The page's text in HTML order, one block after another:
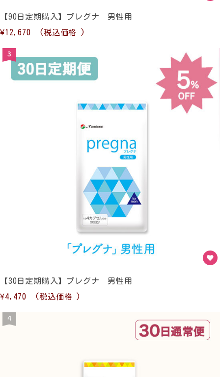
【90日定期購入】プレグナ 男性用
¥12,670
(税込価格 )
3
【30日定期購入】プレグナ 男性用
¥4,470
(税込価格 )
4